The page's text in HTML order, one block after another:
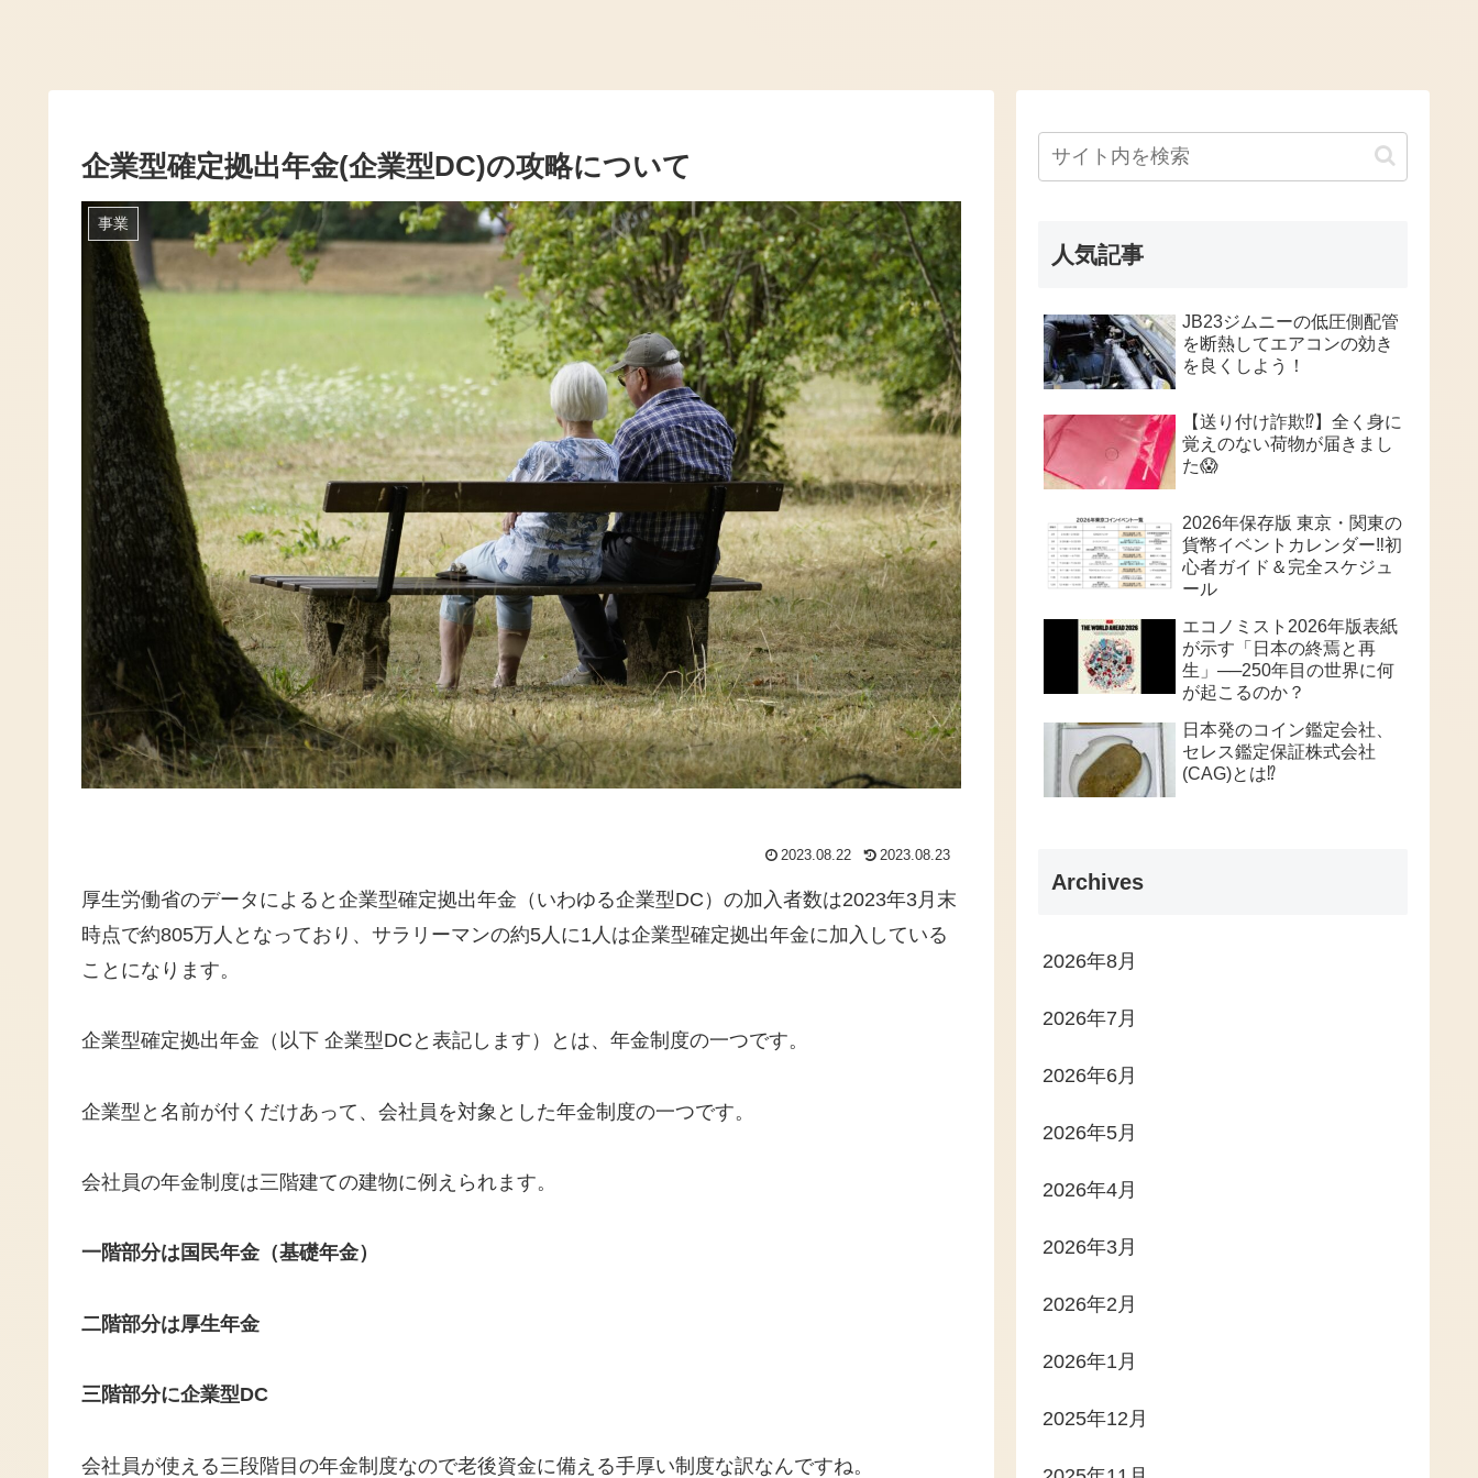
企業型確定拠出年金(企業型DC)の攻略について
事業
2023.08.22 2023.08.23
厚生労働省のデータによると企業型確定拠出年金（いわゆる企業型DC）の加入者数は2023年3月末
時点で約805万人となっており、サラリーマンの約5人に1人は企業型確定拠出年金に加入している
ことになります。
企業型確定拠出年金（以下 企業型DCと表記します）とは、年金制度の一つです。
企業型と名前が付くだけあって、会社員を対象とした年金制度の一つです。
会社員の年金制度は三階建ての建物に例えられます。
一階部分は国民年金（基礎年金）
二階部分は厚生年金
三階部分に企業型DC
会社員が使える三段階目の年金制度なので老後資金に備える手厚い制度な訳なんですね。
人気記事
JB23ジムニーの低圧側配管
を断熱してエアコンの効き
を良くしよう！
【送り付け詐欺⁉️】全く身に
覚えのない荷物が届きまし
た😱
2026年保存版 東京・関東の
貨幣イベントカレンダー‼️初
心者ガイド＆完全スケジュ
ール
エコノミスト2026年版表紙
が示す「日本の終焉と再
生」──250年目の世界に何
が起こるのか？
日本発のコイン鑑定会社、
セレス鑑定保証株式会社
(CAG)とは⁉️
Archives
2026年8月
2026年7月
2026年6月
2026年5月
2026年4月
2026年3月
2026年2月
2026年1月
2025年12月